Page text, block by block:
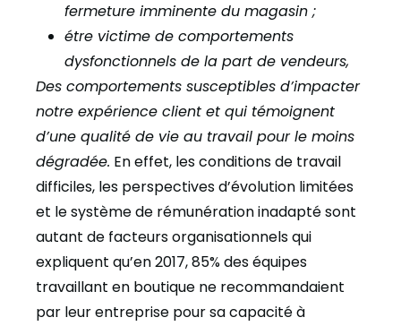
fermeture imminente du magasin ;
étre victime de comportements
dysfonctionnels de la part de vendeurs,
Des comportements susceptibles d’impacter
notre expérience client et qui témoignent
d’une qualité de vie au travail pour le moins
dégradée. En effet, les conditions de travail
difficiles, les perspectives d’évolution limitées
et le système de rémunération inadapté sont
autant de facteurs organisationnels qui
expliquent qu’en 2017, 85% des équipes
travaillant en boutique ne recommandaient
par leur entreprise pour sa capacité à